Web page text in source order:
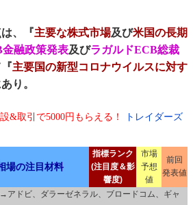
、『主要な株式市場及び米国の長期
融政策発表及びラガルドECB総裁
主要国の新型コロナウイルスに対す
り。
&取引で5000円もらえる！
トレイダーズ
場の注目材料
指標ランク
(注目度＆影
響度)
市場
予想
値
前回
発表値
→アドビ、ダラーゼネラル、ブロードコム、ギャ